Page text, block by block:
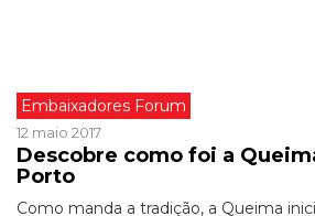
Embaixadores Forum
12 maio 2017
Descobre como foi a
Porto
Como manda a tradição, a Queima